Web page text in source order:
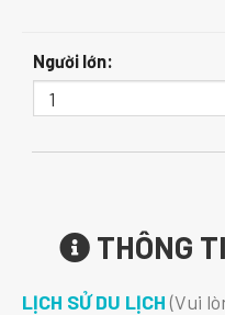
Người lớn:
THÔNG
LỊCH SỬ DU LỊCH(Vui